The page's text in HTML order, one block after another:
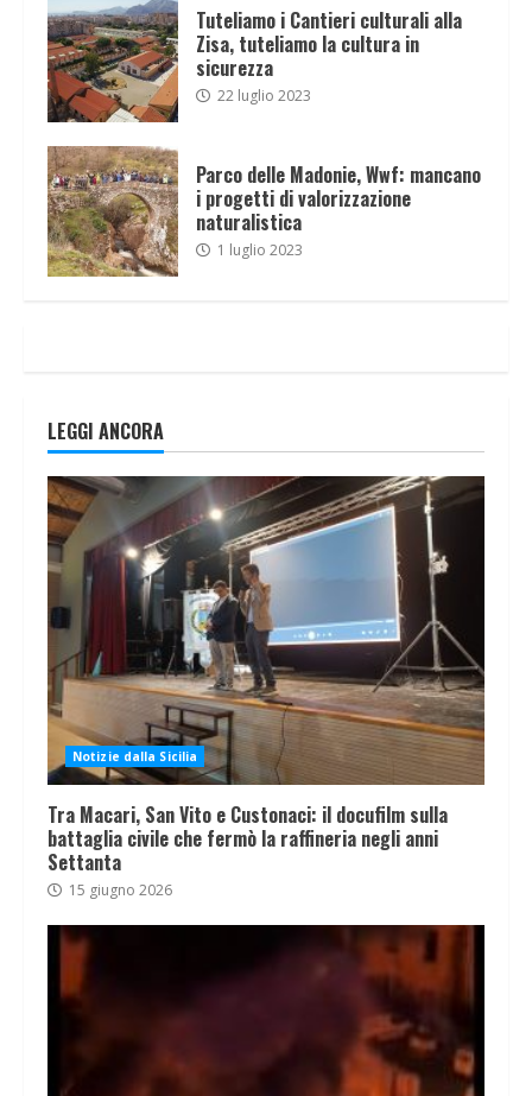
Tuteliamo i Cantieri culturali alla
Zisa, tuteliamo la cultura in
sicurezza
22 luglio 2023
Parco delle Madonie, Wwf: mancano
i progetti di valorizzazione
naturalistica
1 luglio 2023
LEGGI ANCORA
Notizie dalla Sicilia
Tra Macari, San Vito e Custonaci: il docufilm sulla
battaglia civile che fermò la raffineria negli anni
Settanta
15 giugno 2026